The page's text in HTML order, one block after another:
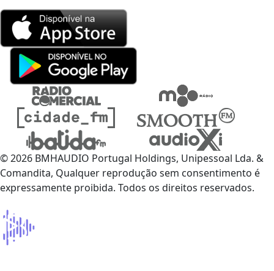
© 2026 BMHAUDIO Portugal Holdings, Unipessoal Lda. &
Comandita, Qualquer reprodução sem consentimento é
expressamente proibida. Todos os direitos reservados.